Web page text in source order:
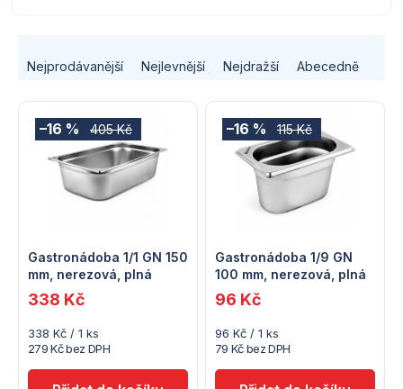
p
o
Nejprodávanější Nejlevnější Nejdražší Abecedně
V
s
p
o
405 Kč
–16 %
Gastronádoba 1/1 GN 150
mm, nerezová, plná
279 Kč bez DPH
338 Kč
Měrná
cena:
338 Kč / 1 ks
115 Kč
–16 %
Gastronádoba 1/9 GN
100 mm, nerezová, plná
79 Kč bez DPH
96 Kč
Měrná
cena:
96 Kč / 1 ks